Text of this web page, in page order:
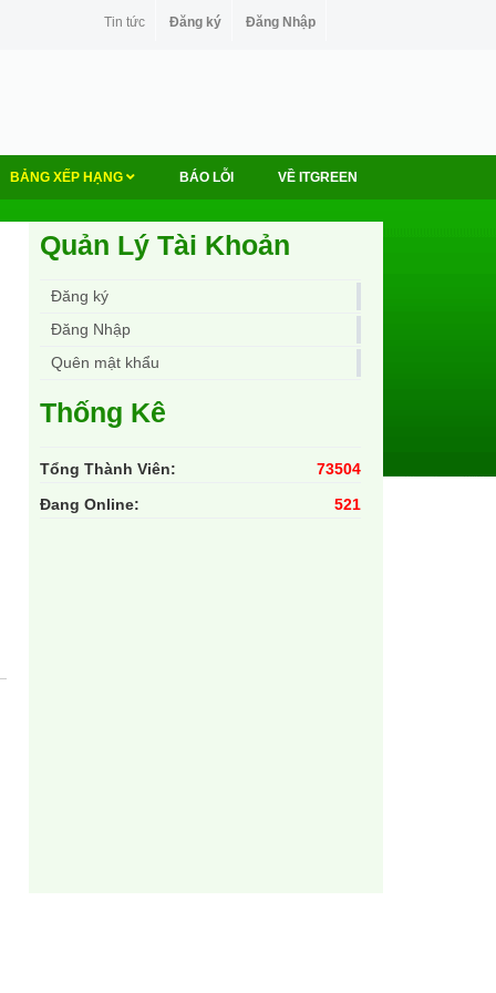
Tin tức Đăng ký Đăng Nhập
BẢNG XẾP HẠNG BÁO LỖI VỀ ITGREEN
Quản Lý Tài Khoản
Đăng ký
Đăng Nhập
Quên mật khẩu
Thống Kê
Tổng Thành Viên:
73504
Đang Online:
521